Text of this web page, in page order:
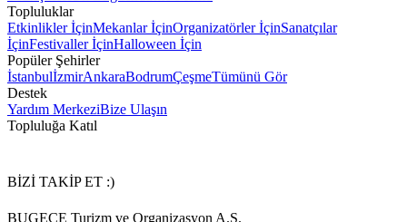
Topluluklar
Etkinlikler İçinMekanlar İçinOrganizatörler İçinSanatçılar
İçinFestivaller İçinHalloween İçin
Popüler Şehirler
İstanbulİzmirAnkaraBodrumÇeşmeTümünü Gör
Destek
Yardım MerkeziBize Ulaşın
Topluluğa Katıl
BİZİ TAKİP ET :)
BUGECE Turizm ve Organizasyon A.Ş.